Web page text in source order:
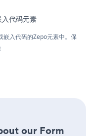
代码元素
嵌入代码的Zepo元素中。保
our Form